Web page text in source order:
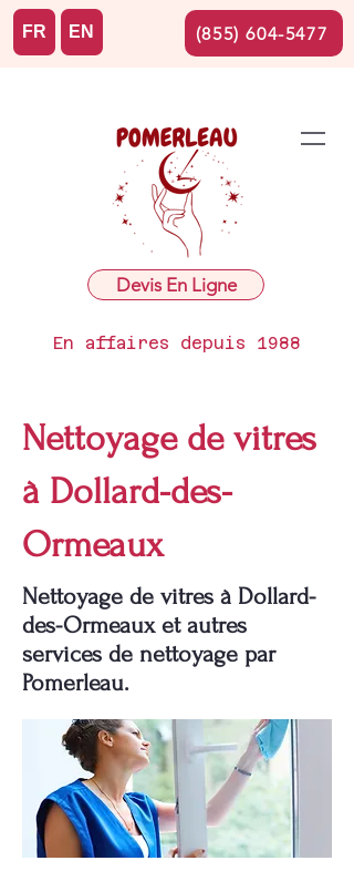
Devis En Ligne
En affaires depuis 1988
FR EN (855) 604-5477
Nettoyage de vitres
à Dollard-des-
Ormeaux
Nettoyage de vitres à Dollard-
des-Ormeaux et autres
services de nettoyage par
Pomerleau.